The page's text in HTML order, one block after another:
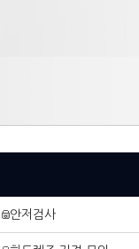
안저검사